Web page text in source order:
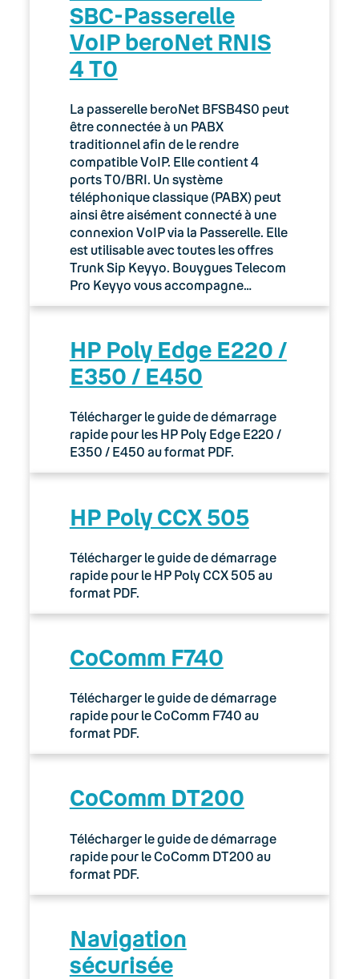
SBC-Passerelle
VoIP beroNet RNIS
4 T0
La passerelle beroNet BFSB4S0 peut
être connectée à un PABX
traditionnel afin de le rendre
compatible VoIP. Elle contient 4
ports T0/BRI. Un système
téléphonique classique (PABX) peut
ainsi être aisément connecté à une
connexion VoIP via la Passerelle. Elle
est utilisable avec toutes les offres
Trunk Sip Keyyo. Bouygues Telecom
Pro Keyyo vous accompagne…
HP Poly Edge E220 /
E350 / E450
Télécharger le guide de démarrage
rapide pour les HP Poly Edge E220 /
E350 / E450 au format PDF.
HP Poly CCX 505
Télécharger le guide de démarrage
rapide pour le HP Poly CCX 505 au
format PDF.
CoComm F740
Télécharger le guide de démarrage
rapide pour le CoComm F740 au
format PDF.
CoComm DT200
Télécharger le guide de démarrage
rapide pour le CoComm DT200 au
format PDF.
Navigation
sécurisée